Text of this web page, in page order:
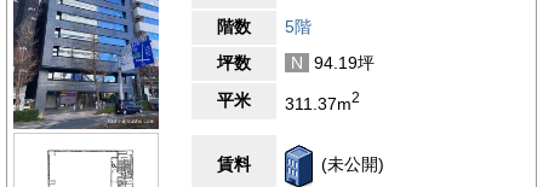
階数
5階
坪数
N
94.19坪
平米
311.37m2
賃料 (未公開)